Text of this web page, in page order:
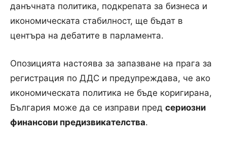
данъчната политика, подкрепата за бизнеса и
икономическата стабилност, ще бъдат в
центъра на дебатите в парламента.
Опозицията настоява за запазване на прагa за
регистрация по ДДС и предупреждава, че ако
икономическата политика не бъде коригирана,
България може да се изправи пред сериозни
финансови предизвикателства.